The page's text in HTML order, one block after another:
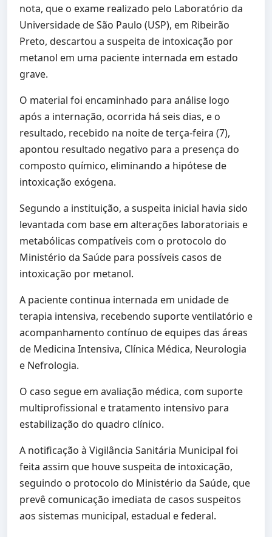
nota, que o exame realizado pelo Laboratório da
Universidade de São Paulo (USP), em Ribeirão
Preto, descartou a suspeita de intoxicação por
metanol em uma paciente internada em estado
grave.
O material foi encaminhado para análise logo
após a internação, ocorrida há seis dias, e o
resultado, recebido na noite de terça-feira (7),
apontou resultado negativo para a presença do
composto químico, eliminando a hipótese de
intoxicação exógena.
Segundo a instituição, a suspeita inicial havia sido
levantada com base em alterações laboratoriais e
metabólicas compatíveis com o protocolo do
Ministério da Saúde para possíveis casos de
intoxicação por metanol.
A paciente continua internada em unidade de
terapia intensiva, recebendo suporte ventilatório e
acompanhamento contínuo de equipes das áreas
de Medicina Intensiva, Clínica Médica, Neurologia
e Nefrologia.
O caso segue em avaliação médica, com suporte
multiprofissional e tratamento intensivo para
estabilização do quadro clínico.
A notificação à Vigilância Sanitária Municipal foi
feita assim que houve suspeita de intoxicação,
seguindo o protocolo do Ministério da Saúde, que
prevê comunicação imediata de casos suspeitos
aos sistemas municipal, estadual e federal.